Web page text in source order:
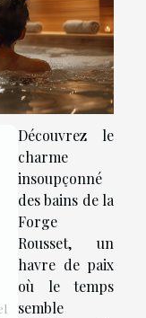
Découvrez le
charme
insoupçonné
des bains de la
Forge
Rousset, un
havre de paix
où le temps
semble